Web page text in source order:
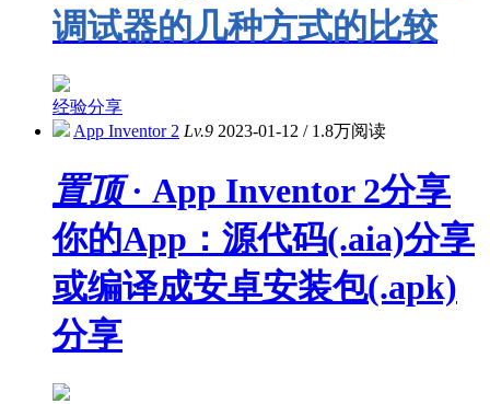
调试器的几种方式的比较
经验分享
App Inventor 2 Lv.9 2023-01-12 /1.8万阅读
置顶· App Inventor 2分享
你的App：源代码(.aia)分享
或编译成安卓安装包(.apk)
分享